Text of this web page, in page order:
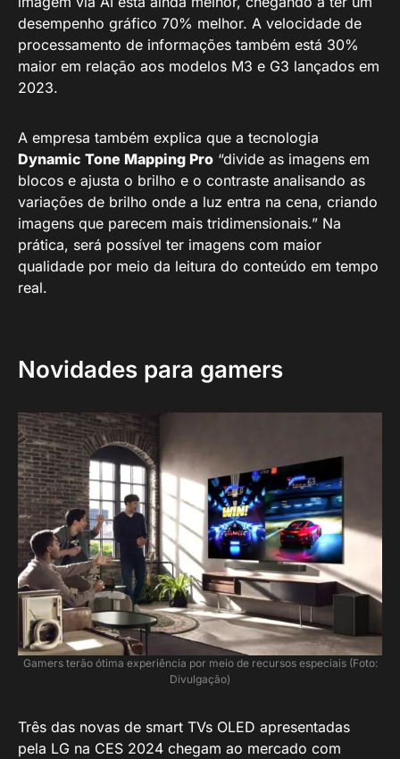
desempenho gráfico 70% melhor. A velocidade de
processamento de informações também está 30%
maior em relação aos modelos M3 e G3 lançados em
2023.
A empresa também explica que a tecnologia
Dynamic Tone Mapping Pro “divide as imagens em
blocos e ajusta o brilho e o contraste analisando as
variações de brilho onde a luz entra na cena, criando
imagens que parecem mais tridimensionais.” Na
prática, será possível ter imagens com maior
qualidade por meio da leitura do conteúdo em tempo
real.
Novidades para gamers
Gamers terão ótima experiência por meio de recursos especiais (Foto:
Divulgação)
Três das novas de smart TVs OLED apresentadas
pela LG na CES 2024 chegam ao mercado com